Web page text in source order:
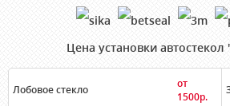
Цена установки
Лобовое стекло
от
1500р.